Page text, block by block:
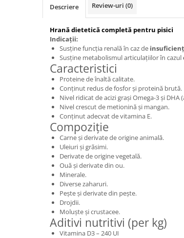
Descriere Review-uri (0)
Hrană dietetică completă pentru pisici
Indicații:
Susține funcția renală în caz de
Susține metabolismul articulațiilor în cazul
Caracteristici
Proteine de înaltă calitate.
Conținut redus de fosfor și proteină brută.
Nivel ridicat de acizi grași Omega-3 și DHA
Nivel crescut de metionină și mangan.
Conținut adecvat de vitamina E.
Compoziție
Carne și derivate de origine animală.
Uleiuri și grăsimi.
Derivate de origine vegetală.
Ouă și derivate din ou.
Minerale.
Diverse zaharuri.
Pește și derivate din pește.
Drojdii.
Moluște și crustacee.
Aditivi nutritivi (per kg)
Vitamina D3 – 240 UI